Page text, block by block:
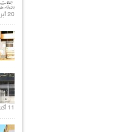
20 أبريل 2021 |
11 أكتوبر 2020 |